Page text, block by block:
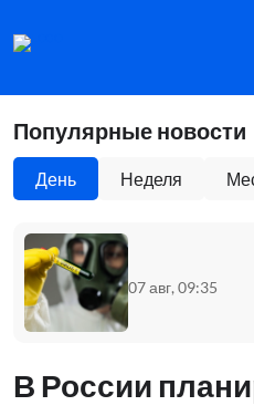
Популярные новости
День Неделя
07 авг, 09:35
В России